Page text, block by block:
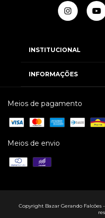
INSTITUCIONAL
INFORMAÇÕES
Meios de pagamento
Meios de envio
Copyright Bazar Gerando Falcões -